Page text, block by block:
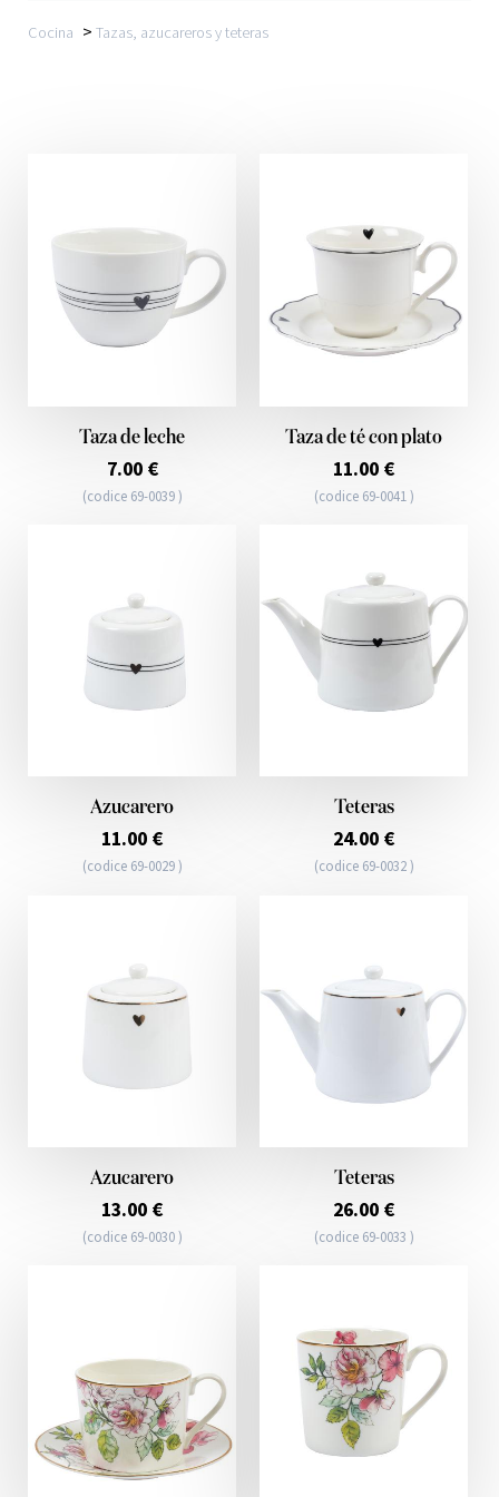
Cocina > Tazas, azucareros y teteras
Taza de leche
7.00 €
(codice 69-0039 )
Taza de té con plato
11.00 €
(codice 69-0041 )
Azucarero
11.00 €
(codice 69-0029 )
Teteras
24.00 €
(codice 69-0032 )
Azucarero
13.00 €
(codice 69-0030 )
Teteras
26.00 €
(codice 69-0033 )